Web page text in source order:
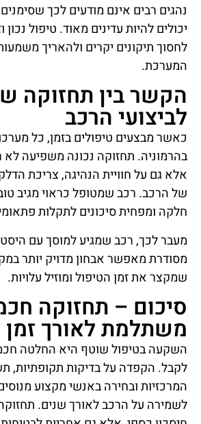
נהגים רבים אינם מודעים לכך
יכולים להיות עדינים מאוד. טיפול נכון
לחסוך תיקונים יקרים ולהאריך
המערכת.
הקשר בין תחזוקה
לביצועי הרכב
כאשר מבצעים טיפולים בזמן, כל
בהרמוניה. תחזוקה נכונה משפיעה
אלא גם על חוויית הנהיגה, צריכת
של הרכב. רכב שמטופל כראוי מגיב
חלקה ומפחית סיכונים לתקלות
מעבר לכך, רכב שמגיע למוסך עם
מסודרת מאפשר אבחון מדויק יותר
שמקצר את זמן הטיפול ומוזיל עלויות.
סיכום – תחזוקה
משתלמת לאורך זמן
השקעה בטיפול שוטף היא החלטה
לקבל. הקפדה על בדיקות תקופתיות,
המרכזיות ובחירה באנשי מקצוע
לשמירה על הרכב לאורך שנים.